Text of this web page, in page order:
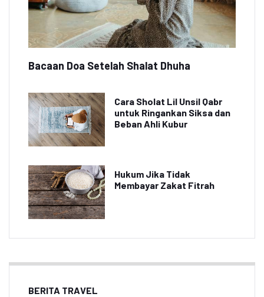
Bacaan Doa Setelah Shalat Dhuha
Cara Sholat Lil Unsil Qabr
untuk Ringankan Siksa dan
Beban Ahli Kubur
Hukum Jika Tidak
Membayar Zakat Fitrah
BERITA TRAVEL